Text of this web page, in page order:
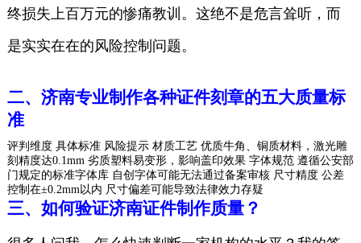
终损失上百万元的惨痛教训。这绝不是危言耸听，而
是实实在在的风险控制问题。
二、济南专业制作各种证件刻章的五大质量标
准
评判维度 具体标准 风险提示 材质工艺 优质牛角、铜质材料，激光雕
刻精度达0.1mm 劣质塑料易变形，影响盖印效果 字体规范 遵循公安部
门规定的标准字体库 自创字体可能无法通过备案审核 尺寸精度 公差
控制在±0.2mm以内 尺寸偏差可能导致法律效力存疑
三、如何验证济南证件制作质量？